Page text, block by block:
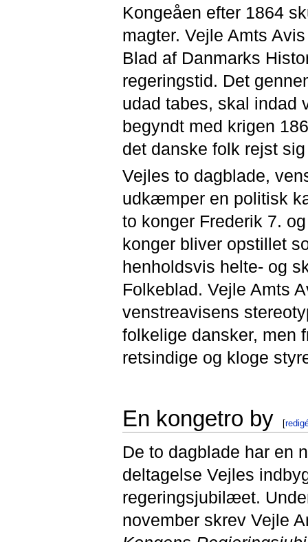
Kongeåen efter 1864
magter. Vejle Amts
Blad af Danmarks
regeringstid. Det
udad tabes, skal indad
begyndt med krigen
det danske folk rejst
Vejles to dagblade,
udkæmper en politisk
to konger Frederik 7.
konger bliver opstillet
henholdsvis helte- og
Folkeblad. Vejle Amts
venstreavisens
folkelige dansker,
retsindige og kloge
En kongetro by [
De to dagblade har en
deltagelse Vejles
regeringsjubilæet.
november skrev Vejle